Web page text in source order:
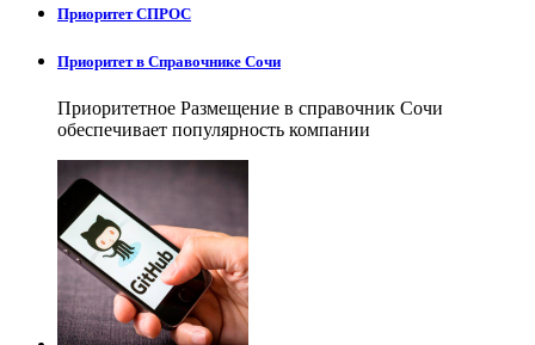
Приоритет СПРОС
Приоритет в Справочнике Сочи
Приоритетное Размещение в справочник Сочи
обеспечивает популярность компании